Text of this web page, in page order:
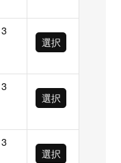
3
選択
3
選択
3
選択